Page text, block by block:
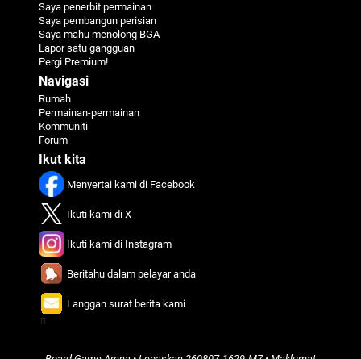
Saya penerbit permainan
Saya pembangun perisian
Saya mahu menolong BGA
Lapor satu gangguan
Pergi Premium!
Navigasi
Rumah
Permainan-permainan
Kommuniti
Forum
Ikut kita
Menyertai kami di Facebook
Ikuti kami di X
Ikuti kami di Instagram
Beritahu dalam pelayar anda
Langgan surat berita kami
π